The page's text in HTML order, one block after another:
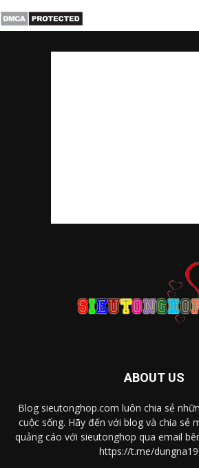
ABOUT US
Blog sieutonghop.com luôn chia sẻ
cuộc sống. Hãy đến với blog và chia sẻ
quảng cáo với sieutonghop qua email
https://t.me/